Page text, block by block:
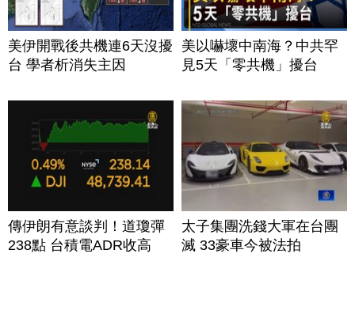
美伊開戰後共機連6天沒擾
台 學者析消失主因
美以嚇壞中南海？中共罕
見5天「零共機」擾台
傳伊朗有意談判！道瓊彈
238點 台積電ADR收高
太子集團洗錢大軍在台團
滅 33豪車今被法拍